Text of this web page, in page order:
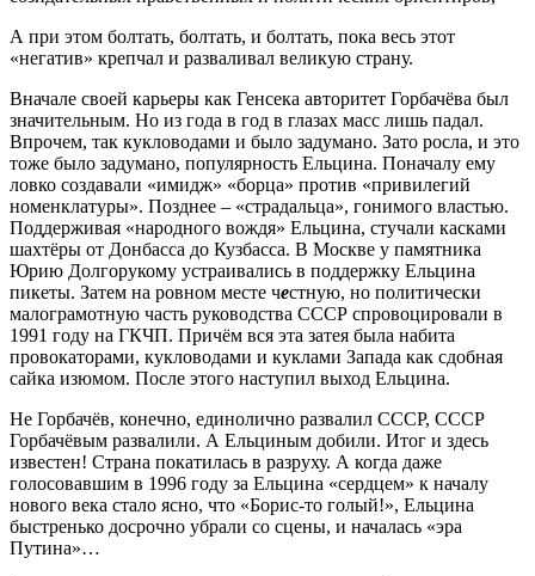
А при этом болтать, болтать, и болтать, пока весь этот
«негатив» крепчал и разваливал великую страну.
Вначале своей карьеры как Генсека авторитет Горбачёва был
значительным. Но из года в год в глазах масс лишь падал.
Впрочем, так кукловодами и было задумано. Зато росла, и это
тоже было задумано, популярность Ельцина. Поначалу ему
ловко создавали «имидж» «борца» против «привилегий
номенклатуры». Позднее – «страдальца», гонимого властью.
Поддерживая «народного вождя» Ельцина, стучали касками
шахтёры от Донбасса до Кузбасса. В Москве у памятника
Юрию Долгорукому устраивались в поддержку Ельцина
пикеты. Затем на ровном месте честную, но политически
малограмотную часть руководства СССР спровоцировали в
1991 году на ГКЧП. Причём вся эта затея была набита
провокаторами, кукловодами и куклами Запада как сдобная
сайка изюмом. После этого наступил выход Ельцина.
Не Горбачёв, конечно, единолично развалил СССР, СССР
Горбачёвым развалили. А Ельциным добили. Итог и здесь
известен! Страна покатилась в разруху. А когда даже
голосовавшим в 1996 году за Ельцина «сердцем» к началу
нового века стало ясно, что «Борис-то голый!», Ельцина
быстренько досрочно убрали со сцены, и началась «эра
Путина»…